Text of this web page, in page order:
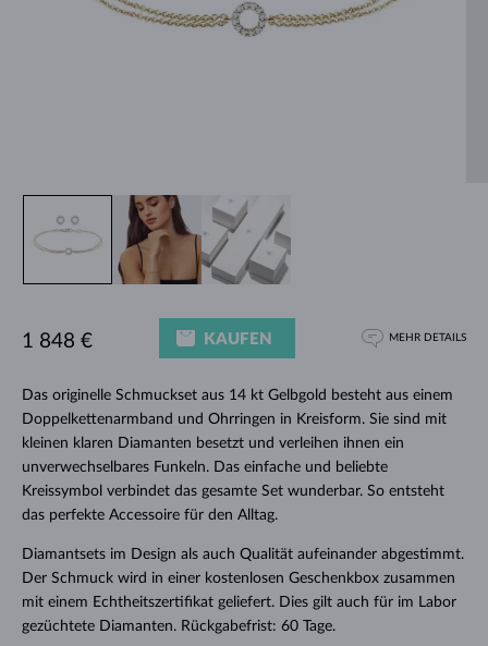
Das originelle Schmuckset aus 14 kt Gelbgold besteht aus einem
Doppelkettenarmband und Ohrringen in Kreisform. Sie sind mit
kleinen klaren Diamanten besetzt und verleihen ihnen ein
unverwechselbares Funkeln. Das einfache und beliebte
Kreissymbol verbindet das gesamte Set wunderbar. So entsteht
das perfekte Accessoire für den Alltag.
Diamantsets im Design als auch Qualität aufeinander abgestimmt.
Der Schmuck wird in einer kostenlosen Geschenkbox zusammen
mit einem Echtheitszertifikat geliefert. Dies gilt auch für im Labor
gezüchtete Diamanten. Rückgabefrist: 60 Tage.
1 848 € KAUFEN MEHR DETAILS